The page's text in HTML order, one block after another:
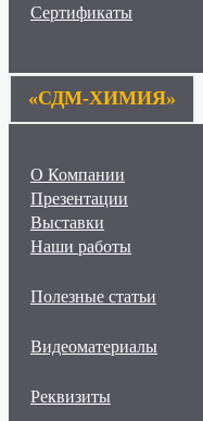
Сертификаты
«СДМ-ХИМИЯ»
О Компании
Презентации
Выставки
Наши работы
Полезные статьи
Видеоматериалы
Реквизиты